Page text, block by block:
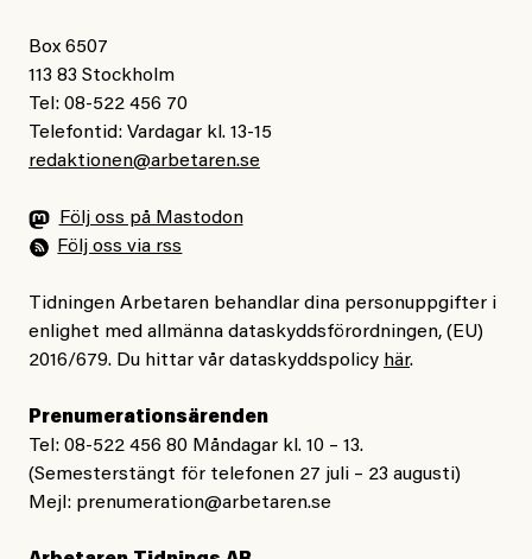
Box 6507
113 83 Stockholm
Tel: 08-522 456 70
Telefontid: Vardagar kl. 13-15
redaktionen@arbetaren.se
Följ oss på Mastodon
Följ oss via rss
Tidningen Arbetaren behandlar dina personuppgifter i
enlighet med allmänna dataskyddsförordningen, (EU)
2016/679. Du hittar vår dataskyddspolicy här.
Prenumerationsärenden
Tel: 08-522 456 80 Måndagar kl. 10 – 13.
(Semesterstängt för telefonen 27 juli – 23 augusti)
Mejl: prenumeration@arbetaren.se